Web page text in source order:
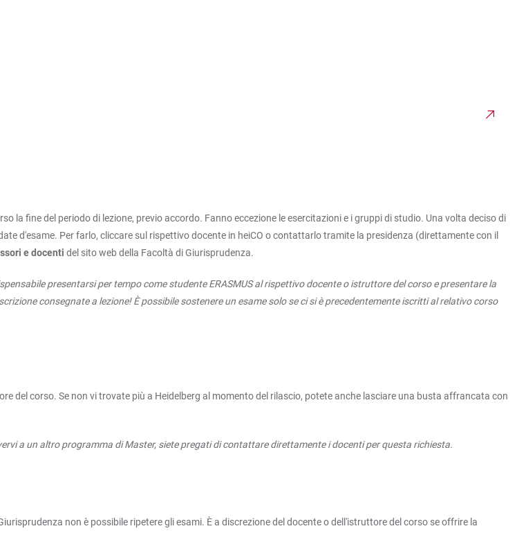
la fine del periodo di lezione, previo accordo. Fanno eccezione le esercitazioni e i gruppi di studio. Una volta deciso di
d'esame. Per farlo, cliccare sul rispettivo docente in heiCO o contattarlo tramite la presidenza (direttamente con il
e docenti del sito web della Facoltà di Giurisprudenza.
presentarsi per tempo come studente ERASMUS al rispettivo docente o istruttore del corso e presentare la
consegnate a lezione! È possibile sostenere un esame solo se ci si è precedentemente iscritti al relativo corso
corso. Se non vi trovate più a Heidelberg al momento del rilascio, potete anche lasciare una busta affrancata con
a un altro programma di Master, siete pregati di contattare direttamente i docenti per questa richiesta.
non è possibile ripetere gli esami. È a discrezione del docente o dell'istruttore del corso se offrire la